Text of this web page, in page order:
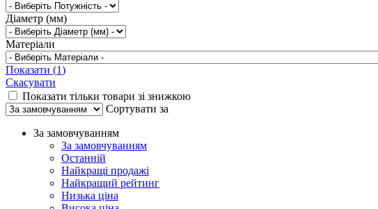
Діаметр (мм)
Матеріали
Показати (1)
Скасувати
Показати тільки товари зі знижкою
Сортувати за
За замовчуванням
За замовчуванням
Останній
Найкращі продажі
Найкращий рейтинг
Низька ціна